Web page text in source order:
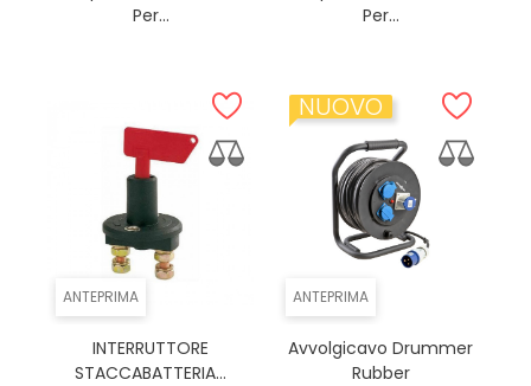
Per...
Per...
ANTEPRIMA
INTERRUTTORE
STACCABATTERIA...
ANTEPRIMA
NUOVO
Avvolgicavo Drummer
Rubber